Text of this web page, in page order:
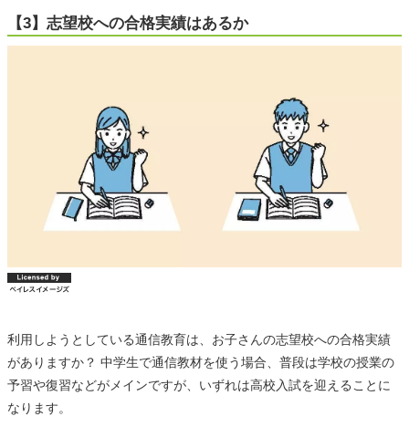
【3】志望校への合格実績はあるか
利用しようとしている通信教育は、お子さんの志望校への合格実績
がありますか？ 中学生で通信教材を使う場合、普段は学校の授業の
予習や復習などがメインですが、いずれは高校入試を迎えることに
なります。